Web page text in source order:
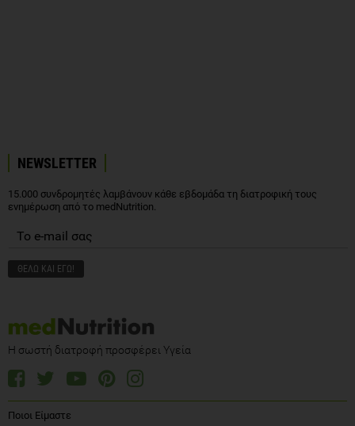
NEWSLETTER
15.000 συνδρομητές λαμβάνουν κάθε εβδομάδα τη διατροφική τους
ενημέρωση από το medNutrition.
Η σωστή διατροφή προσφέρει Υγεία
Ποιοι Είμαστε